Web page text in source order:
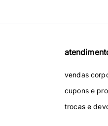
vendas
cupons e
trocas e